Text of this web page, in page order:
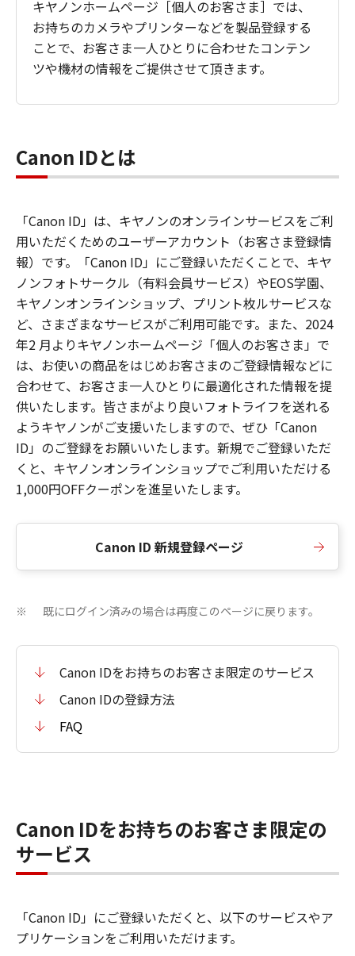
キヤノンホームページ［個人のお客さま］では、
お持ちのカメラやプリンターなどを製品登録する
ことで、お客さま一人ひとりに合わせたコンテン
ツや機材の情報をご提供させて頂きます。
Canon IDとは
「Canon ID」は、キヤノンのオンラインサービスをご利
用いただくためのユーザーアカウント（お客さま登録情
報）です。「Canon ID」にご登録いただくことで、キヤ
ノンフォトサークル（有料会員サービス）やEOS学園、
キヤノンオンラインショップ、プリント枚ルサービスな
ど、さまざまなサービスがご利用可能です。また、2024
年2 月よりキヤノンホームページ「個人のお客さま」で
は、お使いの商品をはじめお客さまのご登録情報などに
合わせて、お客さま一人ひとりに最適化された情報を提
供いたします。皆さまがより良いフォトライフを送れる
ようキヤノンがご支援いたしますので、ぜひ「Canon
ID」のご登録をお願いいたします。新規でご登録いただ
くと、キヤノンオンラインショップでご利用いただける
1,000円OFFクーポンを進呈いたします。
Canon ID 新規登録ページ
※ 既にログイン済みの場合は再度このページに戻ります。
Canon IDをお持ちのお客さま限定のサービス
Canon IDの登録方法
FAQ
Canon IDをお持ちのお客さま限定の
サービス
「Canon ID」にご登録いただくと、以下のサービスやア
プリケーションをご利用いただけます。